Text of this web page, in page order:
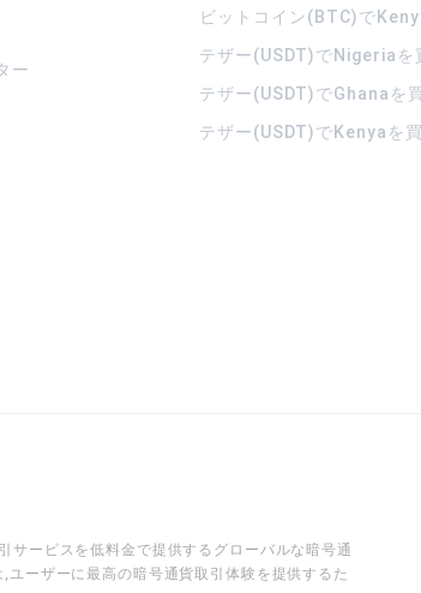
ー
ビットコイン(BTC)で
テザー(USDT)でNigeriaを
テザー(USDT)でGhanaを
テザー(USDT)でKenyaを買
ービスを低料金で提供するグローバルな暗号通
ーザーに最高の暗号通貨取引体験を提供するた